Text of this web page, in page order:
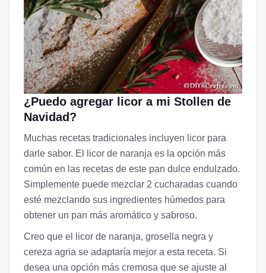
¿Puedo agregar licor a mi Stollen de
Navidad?
Muchas recetas tradicionales incluyen licor para
darle sabor. El licor de naranja es la opción más
común en las recetas de este pan dulce endulzado.
Simplemente puede mezclar 2 cucharadas cuando
esté mezclando sus ingredientes húmedos para
obtener un pan más aromático y sabroso.
Creo que el licor de naranja, grosella negra y
cereza agria se adaptaría mejor a esta receta. Si
desea una opción más cremosa que se ajuste al